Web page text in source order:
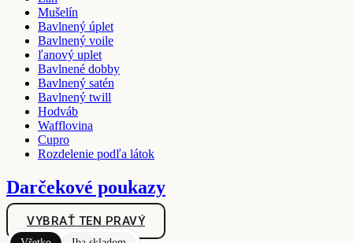
Mušelín
Bavlnený úplet
Bavlnený voile
ľanový uplet
Bavlnené dobby
Bavlnený satén
Bavlnený twill
Hodváb
Wafflovina
Cupro
Rozdelenie podľa látok
Darčekové poukazy
VYBRAŤ TEN PRAVÝ